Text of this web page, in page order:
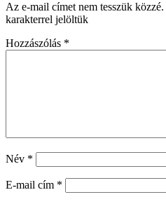
Az e-mail címet nem tesszük közzé.
karakterrel jelöltük
Hozzászólás *
Név *
E-mail cím *